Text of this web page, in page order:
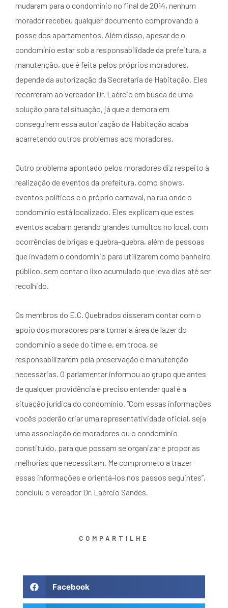
mudaram para o condomínio no final de 2014, nenhum
morador recebeu qualquer documento comprovando a
posse dos apartamentos. Além disso, apesar de o
condomínio estar sob a responsabilidade da prefeitura, a
manutenção, que é feita pelos próprios moradores,
depende da autorização da Secretaria de Habitação. Eles
recorreram ao vereador Dr. Laércio em busca de uma
solução para tal situação, já que a demora em
conseguirem essa autorização da Habitação acaba
acarretando outros problemas aos moradores.
Outro problema apontado pelos moradores diz respeito à
realização de eventos da prefeitura, como shows,
eventos políticos e o próprio carnaval, na rua onde o
condomínio está localizado. Eles explicam que estes
eventos acabam gerando grandes tumultos no local, com
ocorrências de brigas e quebra-quebra, além de pessoas
que invadem o condomínio para utilizarem como banheiro
público, sem contar o lixo acumulado que leva dias até ser
recolhido.
Os membros do E.C. Quebrados disseram contar com o
apoio dos moradores para tornar a área de lazer do
condomínio a sede do time e, em troca, se
responsabilizarem pela preservação e manutenção
necessárias. O parlamentar informou ao grupo que antes
de qualquer providência é preciso entender qual é a
situação jurídica do condomínio. “Com essas informações
vocês poderão criar uma representatividade oficial, seja
uma associação de moradores ou o condomínio
constituído, para que possam se organizar e propor as
melhorias que necessitam. Me comprometo a trazer
essas informações e orientá-los nos passos seguintes”,
concluiu o vereador Dr. Laércio Sandes.
COMPARTILHE
Facebook